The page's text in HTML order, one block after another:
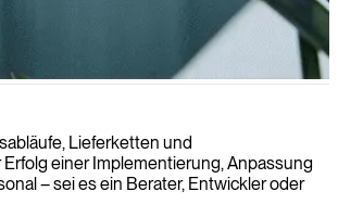
Lieferketten und
einer Implementierung, Anpassung
– sei es ein Berater, Entwickler oder